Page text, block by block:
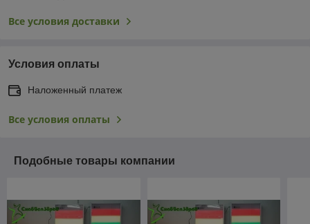
Все условия доставки
Условия оплаты
Наложенный платеж
Все условия оплаты
Подобные товары компании